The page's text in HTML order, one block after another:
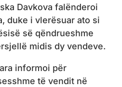
Davkova falënderoi
duke i vlerësuar ato si
së qëndrueshme
midis dy vendeve.
informoi për
të vendit në